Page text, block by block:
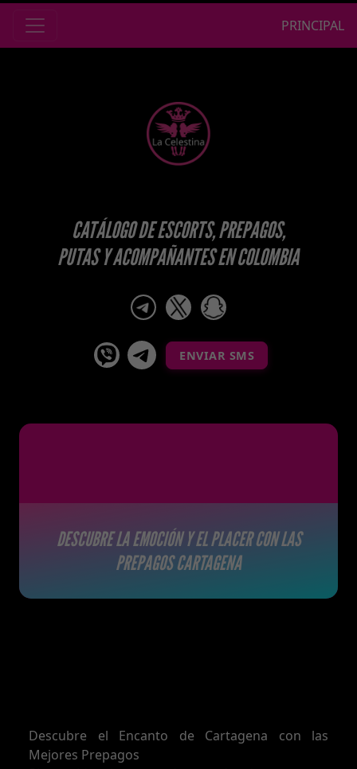
PRINCIPAL
CATÁLOGO DE ESCORTS, PREPAGOS,
PUTAS Y ACOMPAÑANTES EN COLOMBIA
telegram
viber Telegram La Celestina
ENVIAR SMS
DESCUBRE LA EMOCIÓN Y EL PLACER CON LAS
PREPAGOSCARTAGENA
Descubre el Encanto de Cartagena con las
Mejores Prepagos